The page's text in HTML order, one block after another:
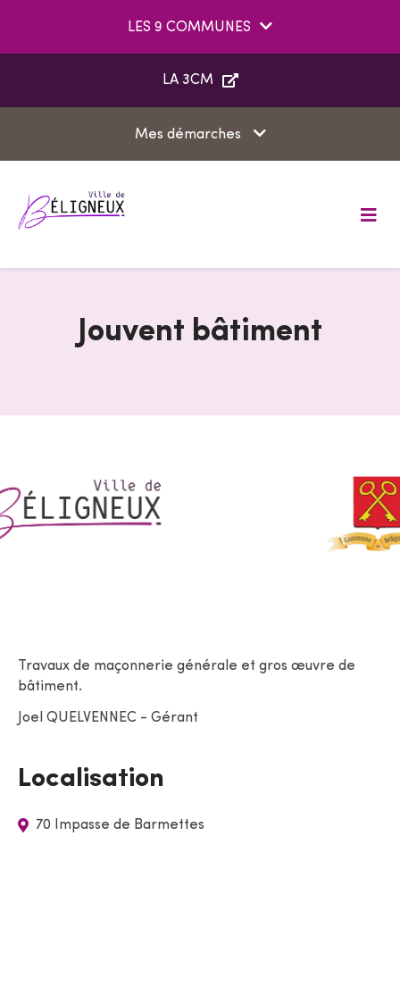
LES 9 COMMUNES
LA 3CM
Mes démarches
u
Jouvent bâtiment
Travaux de maçonnerie générale et gros œuvre de
bâtiment.
Joel QUELVENNEC - Gérant
Localisation
70 Impasse de Barmettes